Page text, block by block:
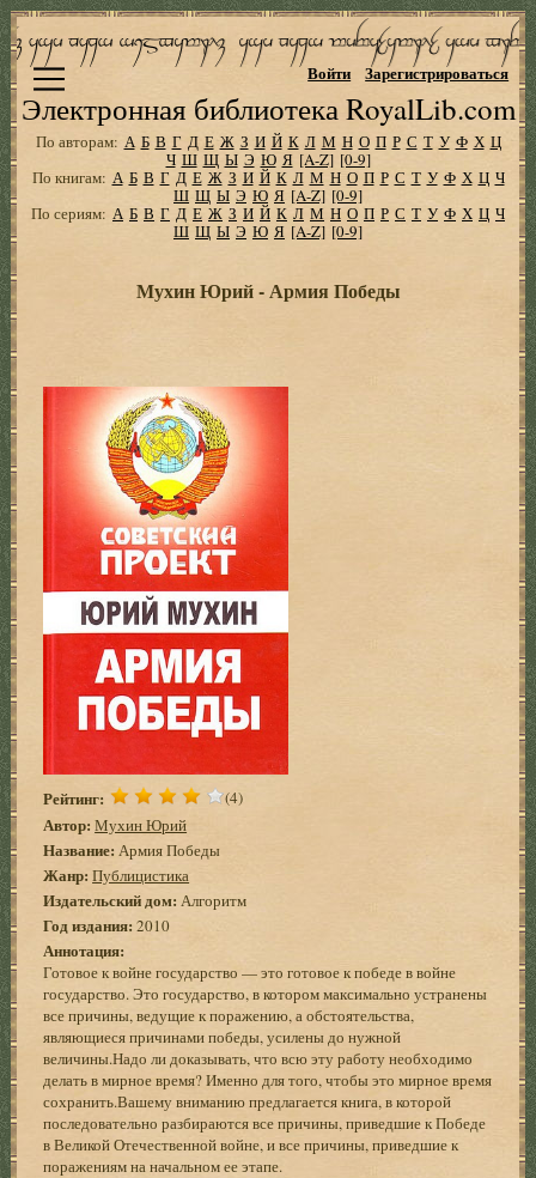
Электронная библиотека RoyalLib.com
Войти Зарегистрироваться
По авторам: А Б В Г Д Е Ж З И Й К Л М Н О П Р С Т У Ф Х Ц
Ч Ш Щ Ы Э Ю Я [A-Z] [0-9]
По книгам: А Б В Г Д Е Ж З И Й К Л М Н О П Р С Т У Ф Х Ц Ч
Ш Щ Ы Э Ю Я [A-Z] [0-9]
По сериям: А Б В Г Д Е Ж З И Й К Л М Н О П Р С Т У Ф Х Ц Ч
Ш Щ Ы Э Ю Я [A-Z] [0-9]
Мухин Юрий - Армия Победы
Рейтинг: (4)
Автор: Мухин Юрий
Название: Армия Победы
Жанр: Публицистика
Издательский дом: Алгоритм
Год издания:2010
Аннотация:
Готовое к войне государство — это готовое к победе в войне
государство. Это государство, в котором максимально устранены
все причины, ведущие к поражению, а обстоятельства,
являющиеся причинами победы, усилены до нужной
величины.Надо ли доказывать, что всю эту работу необходимо
делать в мирное время? Именно для того, чтобы это мирное время
сохранить.Вашему вниманию предлагается книга, в которой
последовательно разбираются все причины, приведшие к Победе
в Великой Отечественной войне, и все причины, приведшие к
поражениям на начальном ее этапе.